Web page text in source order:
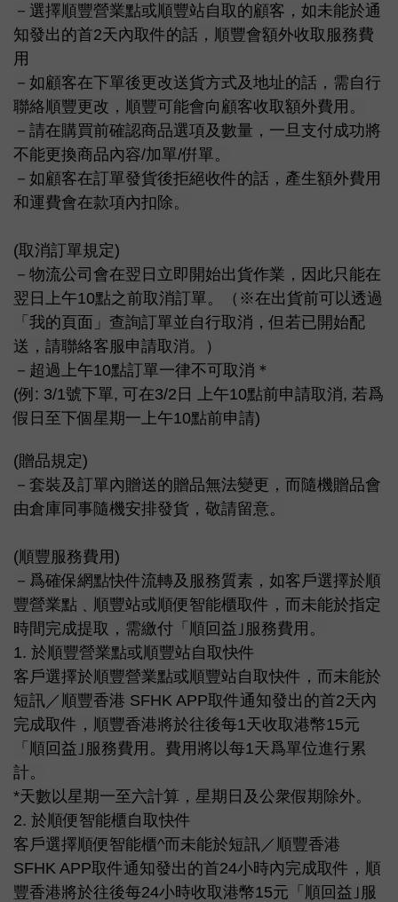
－選擇順豐營業點或順豐站自取的顧客，如未能於通
知發出的首2天內取件的話，順豐會額外收取服務費
用
－如顧客在下單後更改送貨方式及地址的話，需自行
聯絡順豐更改，順豐可能會向顧客收取額外費用。
－請在購買前確認商品選項及數量，一旦支付成功將
不能更換商品內容/加單/倂單。
－如顧客在訂單發貨後拒絕收件的話，產生額外費用
和運費會在款項內扣除。
(取消訂單規定)
－物流公司會在翌日立即開始出貨作業，因此只能在
翌日上午10點之前取消訂單。（※在出貨前可以透過
「我的頁面」查詢訂單並自行取消，但若已開始配
送，請聯絡客服申請取消。）
－超過上午10點訂單一律不可取消＊
(例: 3/1號下單, 可在3/2日 上午10點前申請取消, 若爲
假日至下個星期一上午10點前申請)
(贈品規定)
－套裝及訂單內贈送的贈品無法變更，而隨機贈品會
由倉庫同事隨機安排發貨，敬請留意。
(順豐服務費用)
－爲確保網點快件流轉及服務質素，如客戶選擇於順
豐營業點﹑順豐站或順便智能櫃取件，而未能於指定
時間完成提取，需繳付「順回益｣服務費用。
1. 於順豐營業點或順豐站自取快件
客戶選擇於順豐營業點或順豐站自取快件，而未能於
短訊／順豐香港 SFHK APP取件通知發出的首2天內
完成取件，順豐香港將於往後每1天收取港幣15元
「順回益｣服務費用。費用將以每1天爲單位進行累
計。
*天數以星期一至六計算，星期日及公衆假期除外。
2. 於順便智能櫃自取快件
客戶選擇順便智能櫃^而未能於短訊／順豐香港
SFHK APP取件通知發出的首24小時內完成取件，順
豐香港將於往後每24小時收取港幣15元「順回益｣服